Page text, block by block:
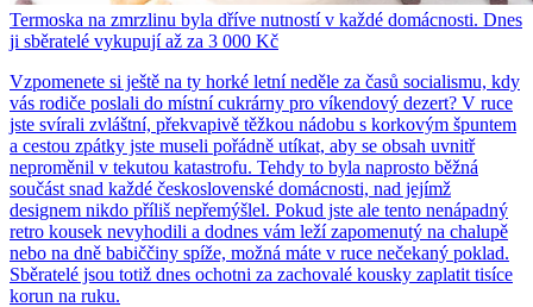
Termoska na zmrzlinu byla dříve nutností v každé domácnosti. Dnes
ji sběratelé vykupují až za 3 000 Kč
Vzpomenete si ještě na ty horké letní neděle za časů socialismu, kdy
vás rodiče poslali do místní cukrárny pro víkendový dezert? V ruce
jste svírali zvláštní, překvapivě těžkou nádobu s korkovým špuntem
a cestou zpátky jste museli pořádně utíkat, aby se obsah uvnitř
neproměnil v tekutou katastrofu. Tehdy to byla naprosto běžná
součást snad každé československé domácnosti, nad jejímž
designem nikdo příliš nepřemýšlel. Pokud jste ale tento nenápadný
retro kousek nevyhodili a dodnes vám leží zapomenutý na chalupě
nebo na dně babiččiny spíže, možná máte v ruce nečekaný poklad.
Sběratelé jsou totiž dnes ochotni za zachovalé kousky zaplatit tisíce
korun na ruku.